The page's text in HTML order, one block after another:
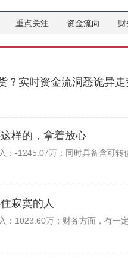
重点关注 资金流向
？实时资金流洞悉诡异走
样的，拿着放心
：-1245.07万；同时具备含可
寂寞的人
：1023.60万；财务方面，有一